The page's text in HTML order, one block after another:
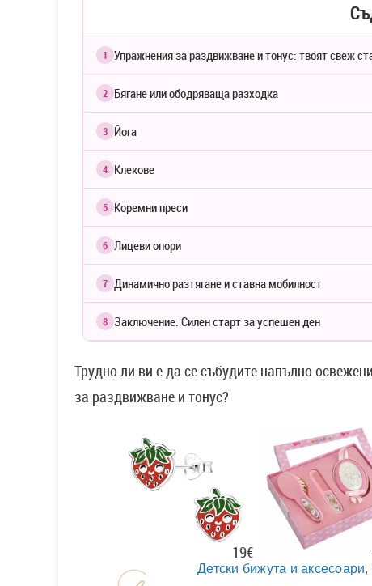
1 Упражнения за раздвижване и тонус: твоят свеж
2 Бягане или ободряваща разходка
3 Йога
4 Клекове
5 Коремни преси
6 Лицеви опори
7 Динамично разтягане и ставна мобилност
8 Заключение: Силен старт за успешен ден
Трудно ли ви е да се събудите напълно
за раздвижване и тонус?
19€
Детски бижута и